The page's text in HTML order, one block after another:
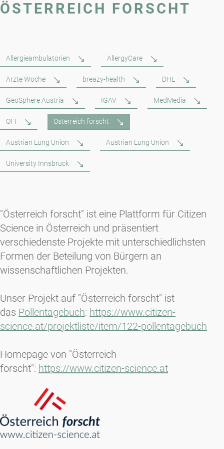
ÖSTERREICH FORSCHT
Allergieambulatorien AllergyCare
Ärzte Woche breazy-health DHL
GeoSphere Austria IGAV MedMedia
OFI Österreich forscht
Austrian Lung Union Austrian Lung Union
University Innsbruck
"Österreich forscht" ist eine Plattform für Citizen
Science in Österreich und präsentiert
verschiedenste Projekte mit unterschiedlichsten
Formen der Beteilung von Bürgern an
wissenschaftlichen Projekten.
Unser Projekt auf "Österreich forscht" ist
das Pollentagebuch: https://www.citizen-
science.at/projektliste/item/122-pollentagebuch
Homepage von "Österreich
forscht": https://www.citizen-science.at